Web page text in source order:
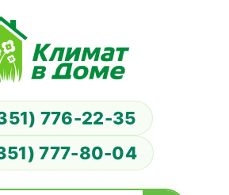
776-22-35
777-80-04